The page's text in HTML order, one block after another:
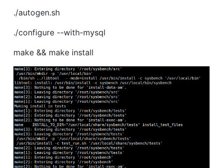
./autogen.sh
./configure --with-mysql
make && make install